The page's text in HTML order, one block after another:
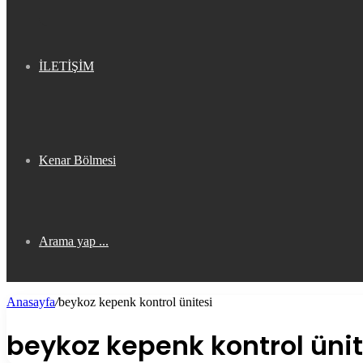
İLETİŞİM
Kenar Bölmesi
Arama yap ...
Anasayfa/beykoz kepenk kontrol ünitesi
beykoz kepenk kontrol